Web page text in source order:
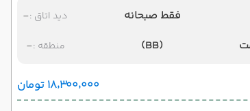
فقط صبحانه
(BB)
دید اتاق :-
منطقه :-
۱۸٬۳۰۰٬۰۰۰ تومان